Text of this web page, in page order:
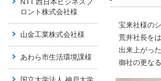
宝来社様の
荒井社長を
出来上がっ
御社の更な
NTT 西日本ビジネスフ
ロント株式会社様
山金工業株式会社様
あわら市生活環境課様